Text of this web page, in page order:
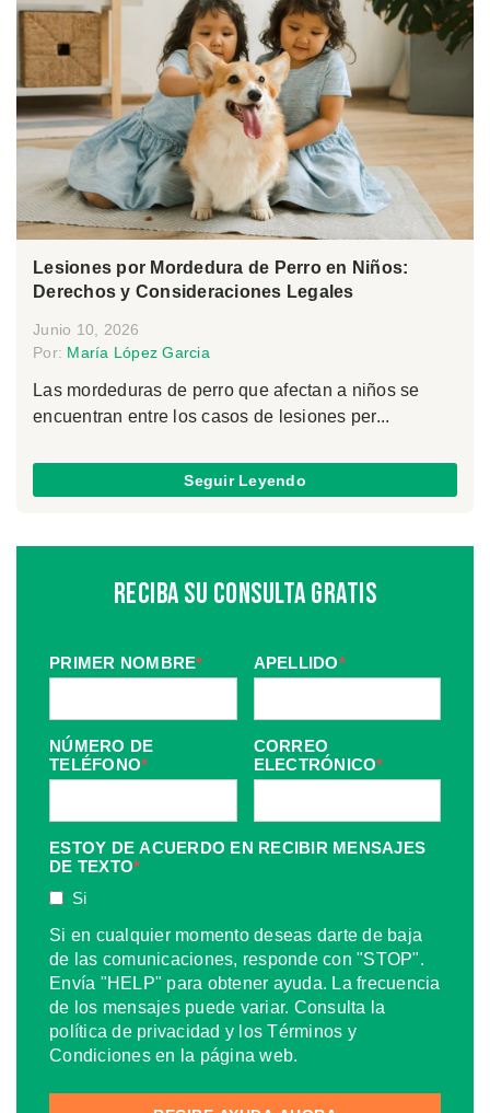
Lesiones por Mordedura de Perro en Niños:
Derechos y Consideraciones Legales
Junio 10, 2026
Por: María López Garcia
Las mordeduras de perro que afectan a niños se
encuentran entre los casos de lesiones per...
Seguir Leyendo
Reciba Su Consulta Gratis
PRIMER NOMBRE* APELLIDO*
NÚMERO DE
TELÉFONO*
CORREO
ELECTRÓNICO*
ESTOY DE ACUERDO EN RECIBIR MENSAJES
DE TEXTO*
Si
Si en cualquier momento deseas darte de baja
de las comunicaciones, responde con "STOP".
Envía "HELP" para obtener ayuda. La frecuencia
de los mensajes puede variar. Consulta la
política de privacidad y los Términos y
Condiciones en la página web.